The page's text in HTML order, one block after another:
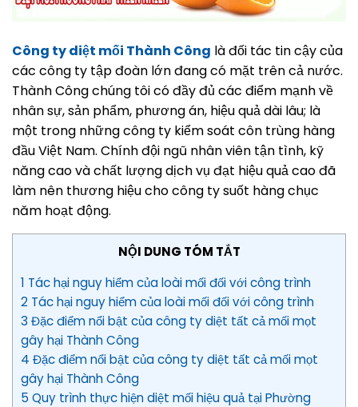
Công ty diệt mối Thành Công là đối tác tin cậy của
các công ty tập đoàn lớn đang có mặt trên cả nước.
Thành Công chúng tôi có đầy đủ các điểm mạnh về
nhân sự, sản phẩm, phương án, hiệu quả dài lâu; là
một trong những công ty kiểm soát côn trùng hàng
đầu Việt Nam. Chính đội ngũ nhân viên tận tình, kỹ
năng cao và chất lượng dịch vụ đạt hiệu quả cao đã
làm nên thương hiệu cho công ty suốt hàng chục
năm hoạt động.
NỘI DUNG TÓM TẮT
1 Tác hại nguy hiểm của loài mối đối với công trình
2 Tác hại nguy hiểm của loài mối đối với công trình
3 Đặc điểm nổi bật của công ty diệt tất cả mối mọt
gây hại Thành Công
4 Đặc điểm nổi bật của công ty diệt tất cả mối mọt
gây hại Thành Công
5 Quy trình thực hiện diệt mối hiệu quả tại Phường